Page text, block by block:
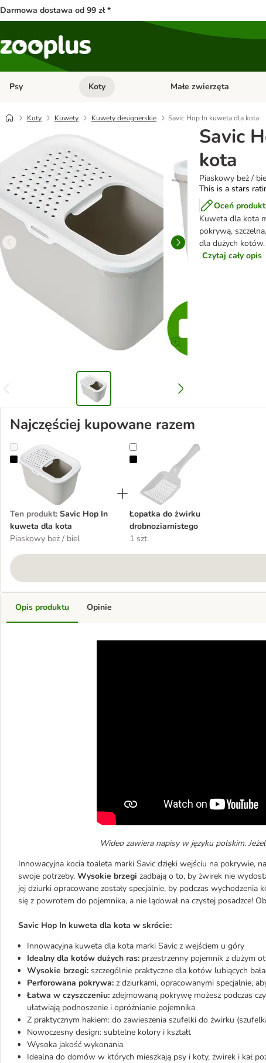
Darmowa dostawa od 99 zł *
Psy Otwórz menu kategorii: Psy
Koty Otwórz menu kategorii: Koty
Małe zwierzęta
Koty Kuwety Kuwety designerskie Savic Hop In kuweta dla kota
Savic
kota
Piaskowy beż /
This is a stars
Oceń produkt
Kuweta dla kota
pokrywą,
dla dużych
Czytaj cały opis
Najczęściej kupowane razem
Savic Hop In kuweta dla kota
Ten produkt: Savic Hop In
kuweta dla kota
Piaskowy beż / biel
Łopatka do żwirku drobnoziarnistego
Łopatka do żwirku
drobnoziarnistego
1 szt.
Opis produktu
Wideo zawiera napisy w języku polskim.
Innowacyjna kocia toaleta marki Savic dzięki wejściu na pokrywie,
swoje potrzeby. Wysokie brzegi zadbają o to, by żwirek nie
jej dziurki opracowane zostały specjalnie, by podczas
się z powrotem do pojemnika, a nie lądował na czystej posadzce!
Savic Hop In kuweta dla kota w skrócie:
Innowacyjna kuweta dla kota marki Savic z wejściem u góry
Idealny dla kotów dużych ras: przestrzenny pojemnik z dużym
Wysokie brzegi: szczególnie praktyczne dla kotów lubiących
Perforowana pokrywa: z dziurkami, opracowanymi specjalnie,
Łatwa w czyszczeniu: zdejmowaną pokrywę możesz podczas
ułatwiają podnoszenie i opróżnianie pojemnika
Z praktycznym hakiem: do zawieszenia szufelki do żwirku
Nowoczesny design: subtelne kolory i kształt
Wysoka jakość wykonania
Idealna do domów w których mieszkają psy i koty, żwirek i kał
Opinie